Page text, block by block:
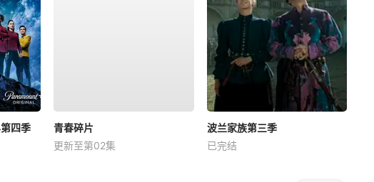
四季
青春碎片
更新至第02集
波兰家族第三季
已完结